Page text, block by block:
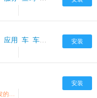
安装
应用 车 车主 轻松
安装
中国车谷网专门为车主会员开发的一款基于手机操作的移动互联网应用软件。